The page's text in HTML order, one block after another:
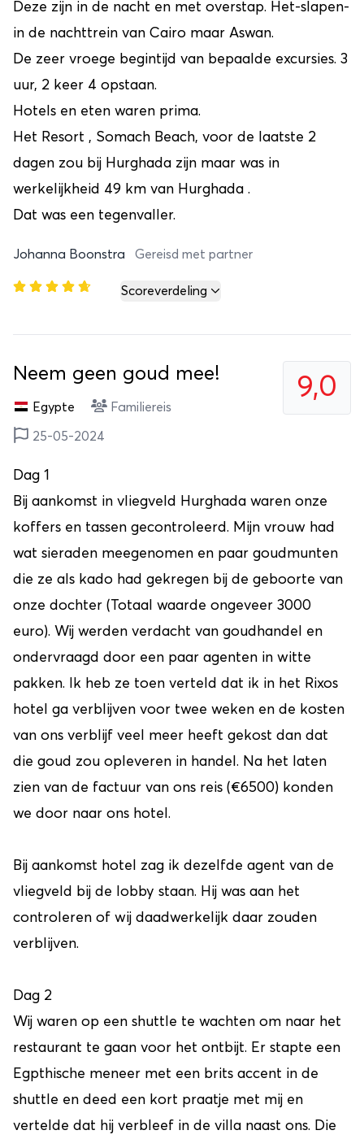
Deze zijn in de nacht en met overstap. Het-slapen-
in de nachttrein van Cairo maar Aswan.
De zeer vroege begintijd van bepaalde excursies. 3
uur, 2 keer 4 opstaan.
Hotels en eten waren prima.
Het Resort , Somach Beach, voor de laatste 2
dagen zou bij Hurghada zijn maar was in
werkelijkheid 49 km van Hurghada .
Dat was een tegenvaller.
Johanna Boonstra Gereisd met partner
Scoreverdeling
9,0
Neem geen goud mee!
Egypte Familiereis
25-05-2024
Dag 1
Bij aankomst in vliegveld Hurghada waren onze
koffers en tassen gecontroleerd. Mijn vrouw had
wat sieraden meegenomen en paar goudmunten
die ze als kado had gekregen bij de geboorte van
onze dochter (Totaal waarde ongeveer 3000
euro). Wij werden verdacht van goudhandel en
ondervraagd door een paar agenten in witte
pakken. Ik heb ze toen verteld dat ik in het Rixos
hotel ga verblijven voor twee weken en de kosten
van ons verblijf veel meer heeft gekost dan dat
die goud zou opleveren in handel. Na het laten
zien van de factuur van ons reis (€6500) konden
we door naar ons hotel.
Bij aankomst hotel zag ik dezelfde agent van de
vliegveld bij de lobby staan. Hij was aan het
controleren of wij daadwerkelijk daar zouden
verblijven.
Dag 2
Wij waren op een shuttle te wachten om naar het
restaurant te gaan voor het ontbijt. Er stapte een
Egpthische meneer met een brits accent in de
shuttle en deed een kort praatje met mij en
vertelde dat hij verbleef in de villa naast ons. Die